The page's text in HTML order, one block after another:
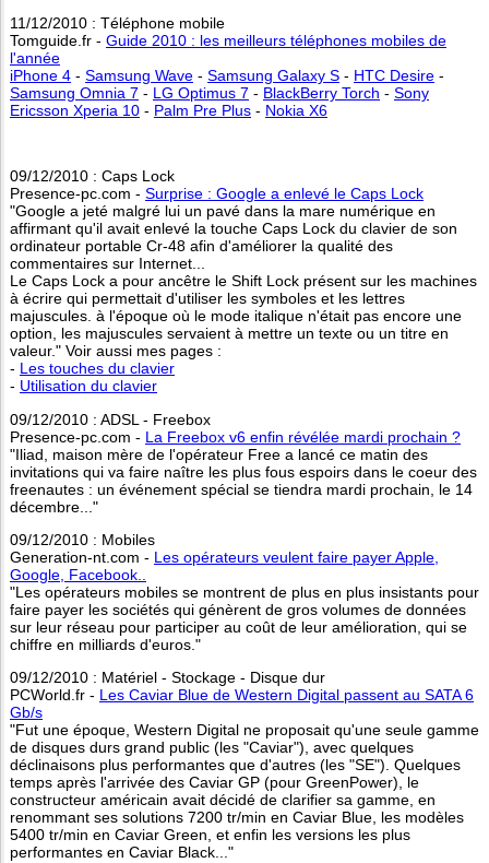
11/12/2010 : Téléphone mobile
Tomguide.fr - Guide 2010 : les meilleurs téléphones mobiles de
l'année
iPhone 4 - Samsung Wave - Samsung Galaxy S - HTC Desire -
Samsung Omnia 7 - LG Optimus 7 - BlackBerry Torch - Sony
Ericsson Xperia 10 - Palm Pre Plus - Nokia X6
09/12/2010 : Caps Lock
Presence-pc.com - Surprise : Google a enlevé le Caps Lock
"Google a jeté malgré lui un pavé dans la mare numérique en
affirmant qu'il avait enlevé la touche Caps Lock du clavier de son
ordinateur portable Cr-48 afin d'améliorer la qualité des
commentaires sur Internet...
Le Caps Lock a pour ancêtre le Shift Lock présent sur les machines
à écrire qui permettait d'utiliser les symboles et les lettres
majuscules. à l'époque où le mode italique n'était pas encore une
option, les majuscules servaient à mettre un texte ou un titre en
valeur." Voir aussi mes pages :
- Les touches du clavier
- Utilisation du clavier
09/12/2010 : ADSL - Freebox
Presence-pc.com - La Freebox v6 enfin révélée mardi prochain ?
"Iliad, maison mère de l'opérateur Free a lancé ce matin des
invitations qui va faire naître les plus fous espoirs dans le coeur des
freenautes : un événement spécial se tiendra mardi prochain, le 14
décembre..."
09/12/2010 : Mobiles
Generation-nt.com - Les opérateurs veulent faire payer Apple,
Google, Facebook..
"Les opérateurs mobiles se montrent de plus en plus insistants pour
faire payer les sociétés qui génèrent de gros volumes de données
sur leur réseau pour participer au coût de leur amélioration, qui se
chiffre en milliards d'euros."
09/12/2010 : Matériel - Stockage - Disque dur
PCWorld.fr - Les Caviar Blue de Western Digital passent au SATA 6
Gb/s
"Fut une époque, Western Digital ne proposait qu'une seule gamme
de disques durs grand public (les "Caviar"), avec quelques
déclinaisons plus performantes que d'autres (les "SE"). Quelques
temps après l'arrivée des Caviar GP (pour GreenPower), le
constructeur américain avait décidé de clarifier sa gamme, en
renommant ses solutions 7200 tr/min en Caviar Blue, les modèles
5400 tr/min en Caviar Green, et enfin les versions les plus
performantes en Caviar Black..."